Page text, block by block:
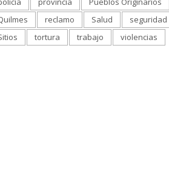
reclamo Salud
seguridad
tortura trabajo violencias